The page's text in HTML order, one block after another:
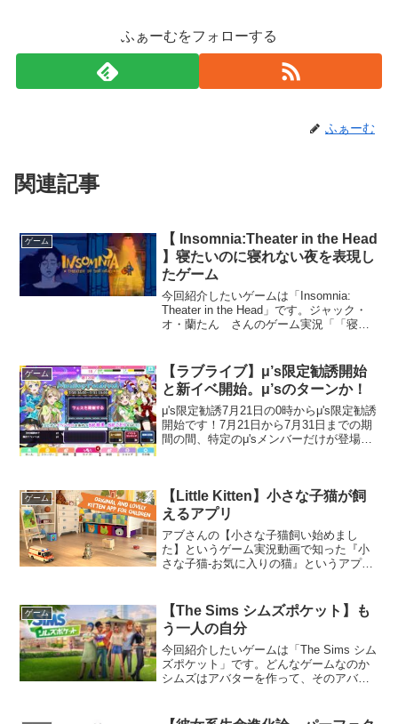
ふぁーむをフォローする
ふぁーむ
関連記事
ゲーム
【 Insomnia:Theater in the Head
】寝たいのに寝れない夜を表現し
たゲーム
今回紹介したいゲームは「Insomnia:
Theater in the Head」です。ジャック・
オ・蘭たん さんのゲーム実況「「寝た
ゲーム
【ラブライブ】μ’s限定勧誘開始
と新イベ開始。μ’sのターンか！
μ's限定勧誘7月21日の0時からμ's限定勧誘
開始です！7月21日から7月31日までの期
間の間、特定のμ'sメンバーだけが登場す
す。...
ゲーム
【Little Kitten】小さな子猫が飼
えるアプリ
アブさんの【小さな子猫飼い始めまし
た】というゲーム実況動画で知った『小
さな子猫-お気に入りの猫』というアプリ
索、もしくはこちらからダウンロード可
能です。 Little...
ゲーム
【The Sims シムズポケット】も
う一人の自分
今回紹介したいゲームは「The Sims シム
ズポケット」です。どんなゲームなのか
シムズはアバターを作って、そのアバタ
り、家庭を持ったりしながら遊ぶゲーム